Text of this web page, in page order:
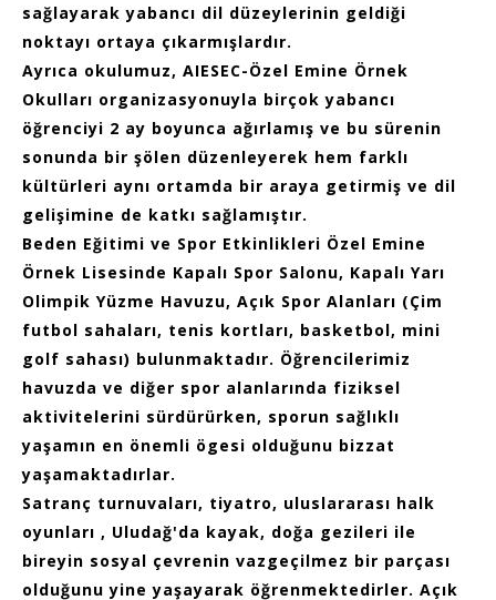
sağlayarak yabancı dil düzeylerinin geldiği
noktayı ortaya çıkarmışlardır.
Ayrıca okulumuz, AIESEC-Özel Emine Örnek
Okulları organizasyonuyla birçok yabancı
öğrenciyi 2 ay boyunca ağırlamış ve bu sürenin
sonunda bir şölen düzenleyerek hem farklı
kültürleri aynı ortamda bir araya getirmiş ve dil
gelişimine de katkı sağlamıştır.
Beden Eğitimi ve Spor Etkinlikleri Özel Emine
Örnek Lisesinde Kapalı Spor Salonu, Kapalı Yarı
Olimpik Yüzme Havuzu, Açık Spor Alanları (Çim
futbol sahaları, tenis kortları, basketbol, mini
golf sahası) bulunmaktadır. Öğrencilerimiz
havuzda ve diğer spor alanlarında fiziksel
aktivitelerini sürdürürken, sporun sağlıklı
yaşamın en önemli ögesi olduğunu bizzat
yaşamaktadırlar.
Satranç turnuvaları, tiyatro, uluslararası halk
oyunları , Uludağ'da kayak, doğa gezileri ile
bireyin sosyal çevrenin vazgeçilmez bir parçası
olduğunu yine yaşayarak öğrenmektedirler. Açık